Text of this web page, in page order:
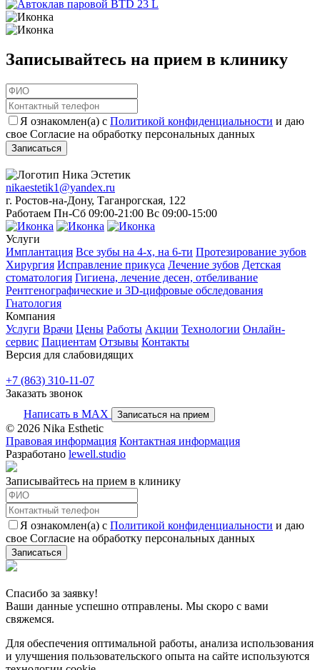
Записывайтесь на прием в клинику
Я ознакомлен(а) с Политикой конфиденциальности и даю
свое Согласие на обработку персональных данных
Записаться
nikaestetik1@yandex.ru
г. Ростов-на-Дону, Таганрогская, 122
Работаем Пн-Сб 09:00-21:00 Вс 09:00-15:00
Услуги
Имплантация Все зубы на 4-х, на 6-ти Протезирование зубов
Хирургия Исправление прикуса Лечение зубов Детская
стоматология Гигиена, лечение десен, отбеливание
Рентгенографические и 3D-цифровые обследования
Гнатология
Компания
Услуги Врачи Цены Работы Акции Технологии Онлайн-
сервис Пациентам Отзывы Контакты
Версия для слабовидящих
+7 (863) 310-11-07
Заказать звонок
Написать в MAX
Записаться на прием
© 2026 Nika Esthetic
Правовая информация Контактная информация
Разработано lewell.studio
Записывайтесь на прием в клинику
Я ознакомлен(а) с Политикой конфиденциальности и даю
свое Согласие на обработку персональных данных
Записаться
Спасибо за заявку!
Ваши данные успешно отправлены. Мы скоро с вами
свяжемся.
Для обеспечения оптимальной работы, анализа использования
и улучшения пользовательского опыта на сайте используются